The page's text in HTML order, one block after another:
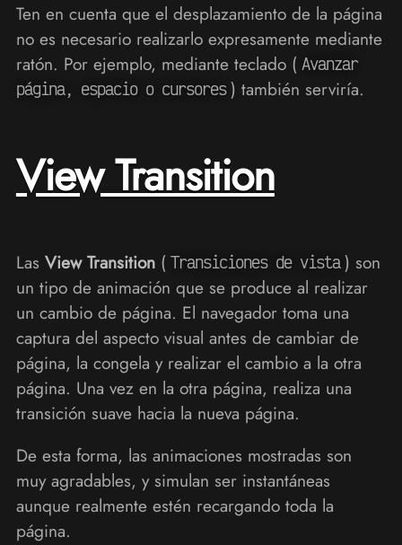
Ten en cuenta que el desplazamiento de la página
no es necesario realizarlo expresamente mediante
ratón. Por ejemplo, mediante teclado ( Avanzar
página, espacio o cursores ) también serviría.
View Transition
Las View Transition( Transiciones de vista ) son
un tipo de animación que se produce al realizar
un cambio de página. El navegador toma una
captura del aspecto visual antes de cambiar de
página, la congela y realizar el cambio a la otra
página. Una vez en la otra página, realiza una
transición suave hacia la nueva página.
De esta forma, las animaciones mostradas son
muy agradables, y simulan ser instantáneas
aunque realmente estén recargando toda la
página.